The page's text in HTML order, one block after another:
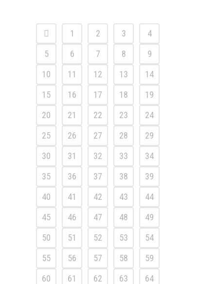
1 2 3
4
5
6 7 8
9
10
11 12 13
14
15
16 17 18
19
20
21 22 23
24
25
26 27 28
29
30
31 32 33
34
35
36 37 38
39
40
41 42 43
44
45
46 47 48
49
50
51 52 53
54
55
56 57 58
59
60
61 62 63
64